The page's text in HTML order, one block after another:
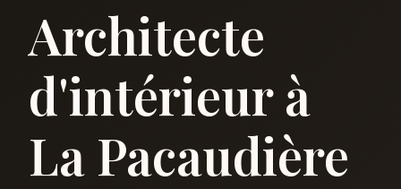
Architecte
d'intérieur à
La Pacaudière